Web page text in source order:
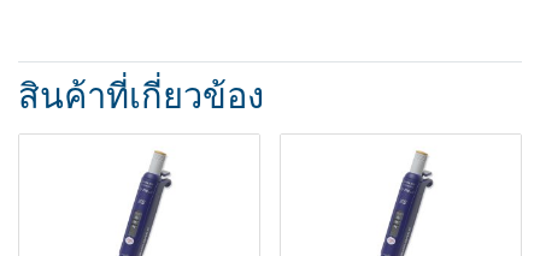
สินค้าที่เกี่ยวข้อง